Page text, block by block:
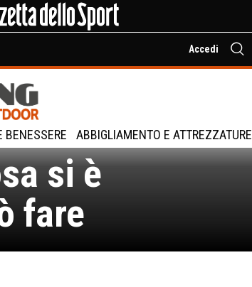
Accedi
BENESSERE ABBIGLIAMENTO E ATTREZZATURE
si è
fare